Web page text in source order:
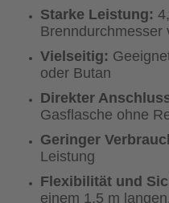
Starke Leistung:
Brenndurchmesser
Vielseitig:
oder Butan
Direkter
Gasflasche ohne
Geringer
Leistung
Flexibilität und
einem 1,5 m